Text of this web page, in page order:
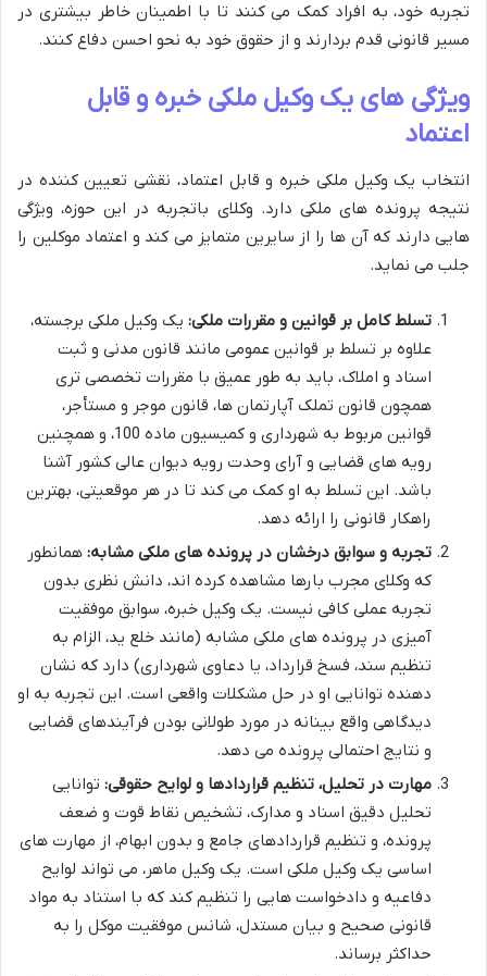
تجربه خود، به افراد کمک می کنند تا با اطمینان خاطر بیشتری در
مسیر قانونی قدم بردارند و از حقوق خود به نحو احسن دفاع کنند.
ویژگی های یک وکیل ملکی خبره و قابل
اعتماد
انتخاب یک وکیل ملکی خبره و قابل اعتماد، نقشی تعیین کننده در
نتیجه پرونده های ملکی دارد. وکلای باتجربه در این حوزه، ویژگی
هایی دارند که آن ها را از سایرین متمایز می کند و اعتماد موکلین را
جلب می نماید.
تسلط کامل بر قوانین و مقررات ملکی: یک وکیل ملکی برجسته،
علاوه بر تسلط بر قوانین عمومی مانند قانون مدنی و ثبت
اسناد و املاک، باید به طور عمیق با مقررات تخصصی تری
همچون قانون تملک آپارتمان ها، قانون موجر و مستأجر،
قوانین مربوط به شهرداری و کمیسیون ماده 100، و همچنین
رویه های قضایی و آرای وحدت رویه دیوان عالی کشور آشنا
باشد. این تسلط به او کمک می کند تا در هر موقعیتی، بهترین
راهکار قانونی را ارائه دهد.
تجربه و سوابق درخشان در پرونده های ملکی مشابه: همانطور
که وکلای مجرب بارها مشاهده کرده اند، دانش نظری بدون
تجربه عملی کافی نیست. یک وکیل خبره، سوابق موفقیت
آمیزی در پرونده های ملکی مشابه (مانند خلع ید، الزام به
تنظیم سند، فسخ قرارداد، یا دعاوی شهرداری) دارد که نشان
دهنده توانایی او در حل مشکلات واقعی است. این تجربه به او
دیدگاهی واقع بینانه در مورد طولانی بودن فرآیندهای قضایی
و نتایج احتمالی پرونده می دهد.
مهارت در تحلیل، تنظیم قراردادها و لوایح حقوقی: توانایی
تحلیل دقیق اسناد و مدارک، تشخیص نقاط قوت و ضعف
پرونده، و تنظیم قراردادهای جامع و بدون ابهام، از مهارت های
اساسی یک وکیل ملکی است. یک وکیل ماهر، می تواند لوایح
دفاعیه و دادخواست هایی را تنظیم کند که با استناد به مواد
قانونی صحیح و بیان مستدل، شانس موفقیت موکل را به
حداکثر برساند.